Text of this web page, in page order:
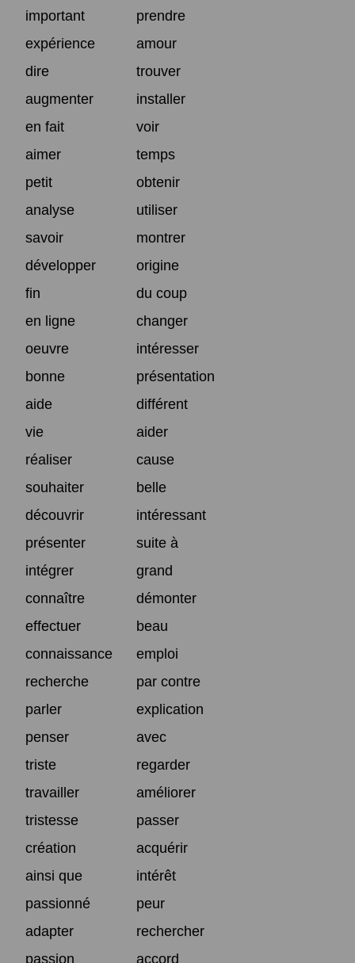
important
prendre
expérience
amour
dire
trouver
augmenter
installer
en fait
voir
aimer
temps
petit
obtenir
analyse
utiliser
savoir
montrer
développer
origine
fin
du coup
en ligne
changer
oeuvre
intéresser
bonne
présentation
aide
différent
vie
aider
réaliser
cause
souhaiter
belle
découvrir
intéressant
présenter
suite à
intégrer
grand
connaître
démonter
effectuer
beau
connaissance
emploi
recherche
par contre
parler
explication
penser
avec
triste
regarder
travailler
améliorer
tristesse
passer
création
acquérir
ainsi que
intérêt
passionné
peur
adapter
rechercher
passion
accord